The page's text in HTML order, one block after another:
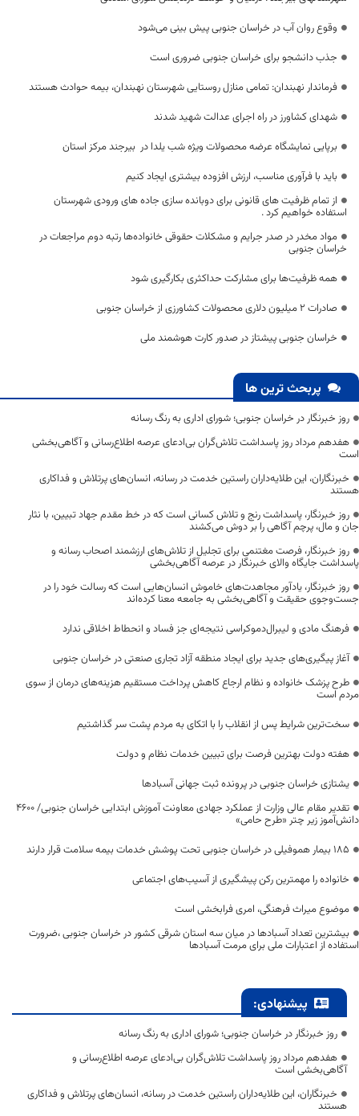
وقوع روان آب در خراسان جنوبی پیش بینی می‌شود
جذب دانشجو برای خراسان جنوبی ضروری است
فرماندار نهبندان: تمامی منازل روستایی شهرستان نهبندان، بیمه حوادث هستند
شهدای کشاورز در راه اجرای عدالت شهید شدند
برپایی نمایشگاه عرضه محصولات ویژه شب یلدا در بیرجند مرکز استان
باید با فرآوری مناسب، ارزش افزوده بیشتری ایجاد کنیم
از تمام ظرفیت های قانونی برای دوبانده سازی جاده های ورودی شهرستان
استفاده خواهیم کرد .
مواد مخدر در صدر جرایم و مشکلات حقوقی خانواده‌ها رتبه دوم مراجعات در
خراسان جنوبی
همه ظرفیت‌ها برای مشارکت حداکثری بکارگیری شود
صادرات ۲ میلیون دلاری محصولات کشاورزی از خراسان جنوبی
خراسان جنوبی پیشتاز در صدور کارت هوشمند ملی
پربحث ترین ها
روز خبرنگار در خراسان جنوبی؛ شورای اداری به رنگ رسانه
هفدهم مرداد روز پاسداشت تلاش‌گران بی‌ادعای عرصه اطلاع‌رسانی و آگاهی‌بخشی
است
خبرنگاران، این طلایه‌داران راستین خدمت در رسانه، انسان‌های پرتلاش و فداکاری
هستند
روز خبرنگار، پاسداشت رنج و تلاش کسانی است که در خط مقدم جهاد تبیین، با نثار
جان و مال، پرچم آگاهی را بر دوش می‌کشند
روز خبرنگار، فرصت مغتنمی برای تجلیل از تلاش‌های ارزشمند اصحاب رسانه و
پاسداشت جایگاه والای خبرنگار در عرصه آگاهی‌بخشی
روز خبرنگار، یادآور مجاهدت‌های خاموش انسان‌هایی است که رسالت خود را در
جست‌وجوی حقیقت و آگاهی‌بخشی به جامعه معنا کرده‌اند
فرهنگ مادی و لیبرال‌دموکراسی نتیجه‌ای جز فساد و انحطاط اخلاقی ندارد
آغاز پیگیری‌های جدید برای ایجاد منطقه آزاد تجاری صنعتی در خراسان جنوبی
طرح پزشک خانواده و نظام ارجاع کاهش پرداخت مستقیم هزینه‌های درمان از سوی
مردم است
سخت‌ترین شرایط پس از انقلاب را با اتکای به مردم پشت سر گذاشتیم
هفته دولت بهترین فرصت برای تبیین خدمات نظام و دولت
یشتازی خراسان جنوبی در پرونده ثبت جهانی آسبادها
تقدیر مقام عالی وزارت از عملکرد جهادی معاونت آموزش ابتدایی خراسان جنوبی/ ۴۶۰۰
دانش‌آموز زیر چتر «طرح حامی»
۱۸۵ بیمار هموفیلی در خراسان جنوبی تحت پوشش خدمات بیمه سلامت قرار دارند
خانواده را مهمترین رکن پیشگیری از آسیب‌های اجتماعی
موضوع میراث فرهنگی، امری فرابخشی است
بیشترین تعداد آسبادها در میان سه استان شرقی کشور در خراسان جنوبی ،ضرورت
استفاده از اعتبارات ملی برای مرمت آسبادها
پیشنهادی:
روز خبرنگار در خراسان جنوبی؛ شورای اداری به رنگ رسانه
هفدهم مرداد روز پاسداشت تلاش‌گران بی‌ادعای عرصه اطلاع‌رسانی و
آگاهی‌بخشی است
خبرنگاران، این طلایه‌داران راستین خدمت در رسانه، انسان‌های پرتلاش و فداکاری
هستند